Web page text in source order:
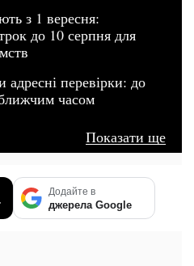
з 1 вересня:
до 10 серпня для
адресні перевірки: до
часом
Показати ще
Додайте в
джерела Google